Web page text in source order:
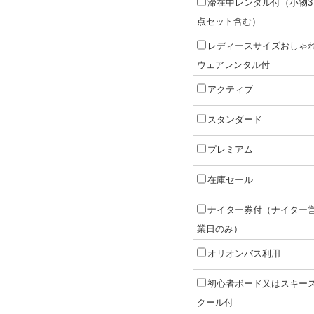
滞在中レンタル付（小物3
点セット含む）
レディースサイズおしゃ
ウェアレンタル付
アクティブ
スタンダード
プレミアム
在庫セール
ナイター券付（ナイター
業日のみ）
オリオンバス利用
初心者ボード又はスキー
クール付